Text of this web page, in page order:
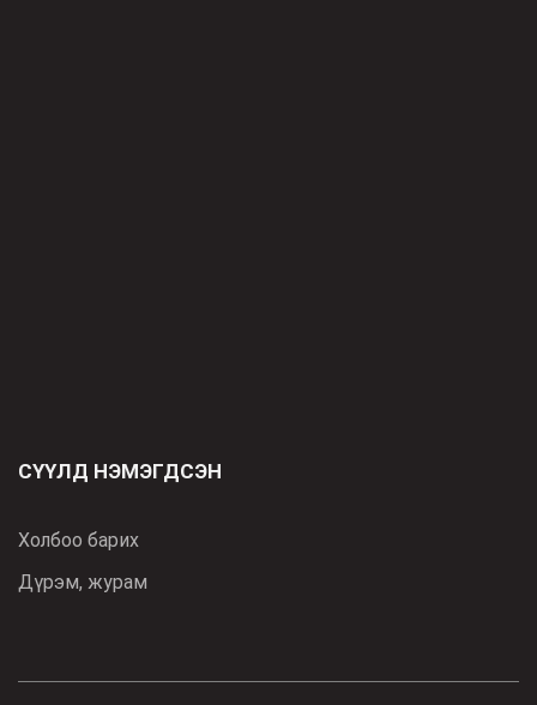
СҮҮЛД НЭМЭГДСЭН
Холбоо барих
Дүрэм, журам